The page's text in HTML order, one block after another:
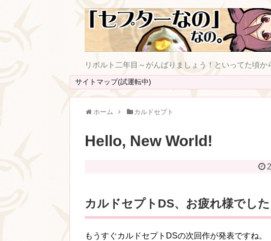
リボルト二年目～がんばりましょう！といってた頃か
サイトマップ(試運転中)
ホーム カルドセプト
Hello, New World!
カルドセプトDS、お疲れ様でした
もうすぐカルドセプトDSの次回作が発表ですね。